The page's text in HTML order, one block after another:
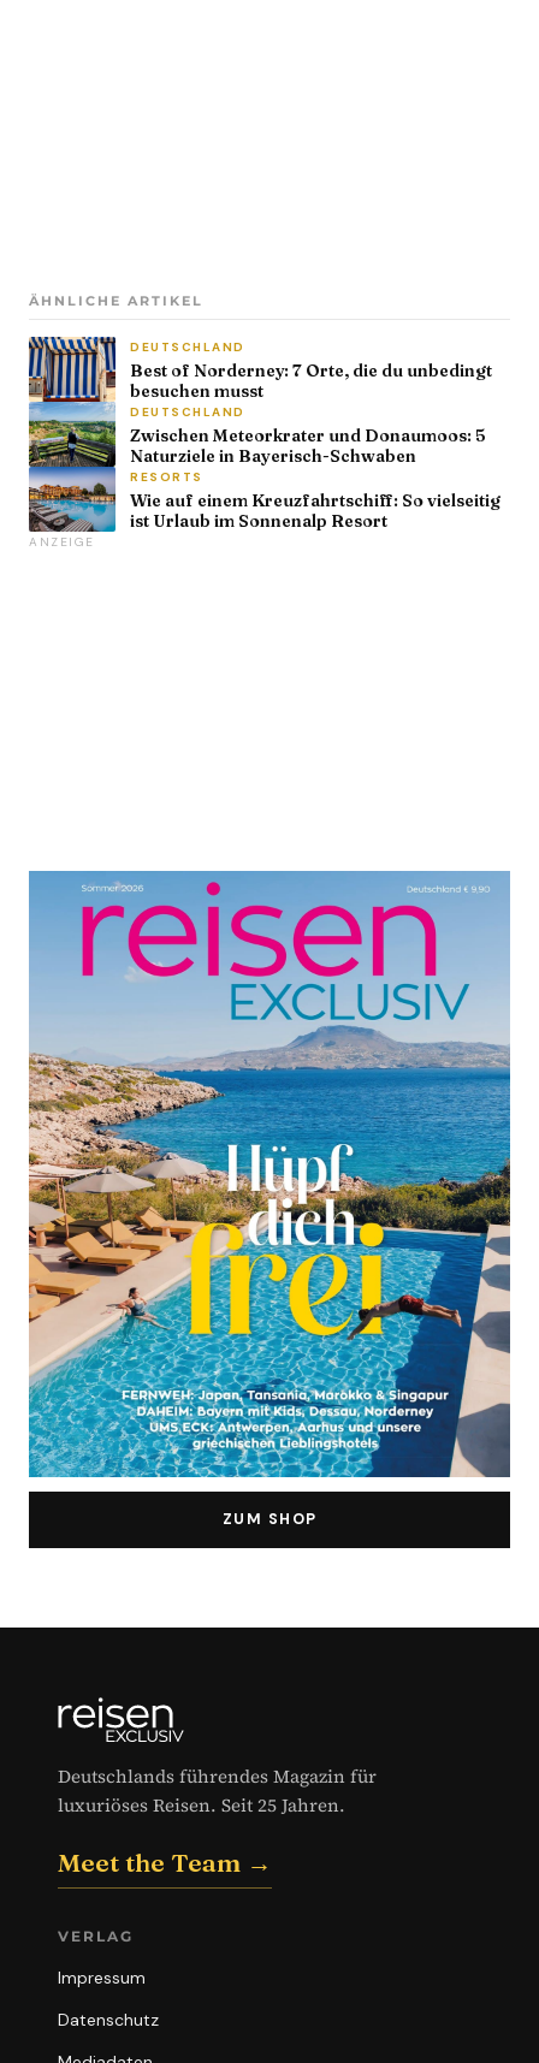
ZUM SHOP
ÄHNLICHE ARTIKEL
DEUTSCHLAND
Best of Norderney: 7 Orte, die du unbedingt
besuchen musst
DEUTSCHLAND
Zwischen Meteorkrater und Donaumoos: 5
Naturziele in Bayerisch-Schwaben
RESORTS
Wie auf einem Kreuzfahrtschiff: So vielseitig
ist Urlaub im Sonnenalp Resort
ANZEIGE
Deutschlands führendes Magazin für
luxuriöses Reisen. Seit 25 Jahren.
Meet the Team →
VERLAG
Impressum
Datenschutz